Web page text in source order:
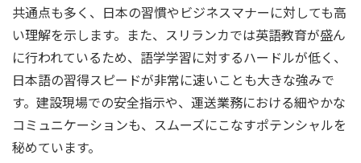
共通点も多く、日本の習慣やビジネスマナーに対しても高
い理解を示します。また、スリランカでは英語教育が盛ん
に行われているため、語学学習に対するハードルが低く、
日本語の習得スピードが非常に速いことも大きな強みで
す。建設現場での安全指示や、運送業務における細やかな
コミュニケーションも、スムーズにこなすポテンシャルを
秘めています。